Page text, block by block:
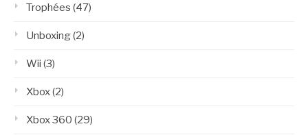
Trophées (47)
Unboxing(2)
Wii (3)
Xbox(2)
Xbox 360 (29)